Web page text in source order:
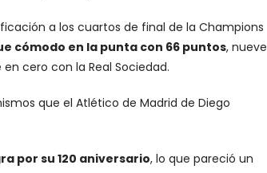
a los cuartos de final de la Champions
cómodo en la punta con 66 puntos, nueve
cero con la Real Sociedad.
que el Atlético de Madrid de Diego
por su 120 aniversario, lo que pareció un